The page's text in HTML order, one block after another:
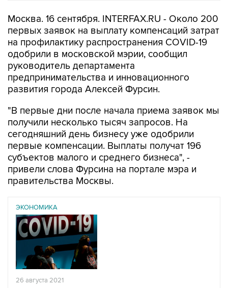
Москва. 16 сентября. INTERFAX.RU - Около 200
первых заявок на выплату компенсаций затрат
на профилактику распространения COVID-19
одобрили в московской мэрии, сообщил
руководитель департамента
предпринимательства и инновационного
развития города Алексей Фурсин.
"В первые дни после начала приема заявок мы
получили несколько тысяч запросов. На
сегодняшний день бизнесу уже одобрили
первые компенсации. Выплаты получат 196
субъектов малого и среднего бизнеса", -
привели слова Фурсина на портале мэра и
правительства Москвы.
ЭКОНОМИКА
26 августа 2021